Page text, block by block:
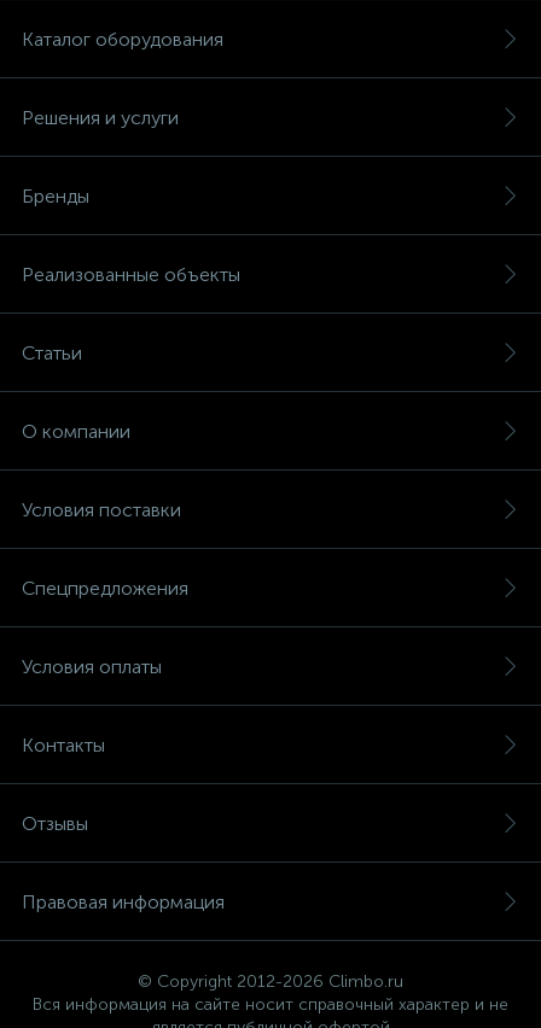
Каталог оборудования
Решения и услуги
Бренды
Реализованные объекты
Статьи
О компании
Условия поставки
Спецпредложения
Условия оплаты
Контакты
Отзывы
Правовая информация
© Copyright 2012-2026 Climbo.ru
Вся информация на сайте носит справочный характер и не